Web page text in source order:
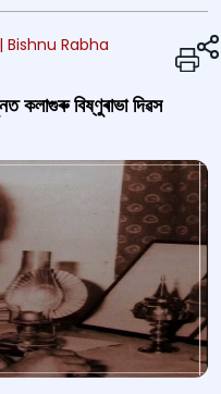
| Bishnu Rabha
কলাগুৰু বিষ্ণুৰাভা দিৱস